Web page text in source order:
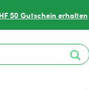
50 Gutschein erhalten